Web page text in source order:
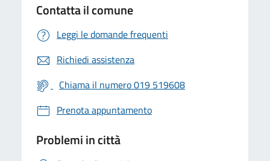
Contatta il comune
Leggi le domande frequenti
Richiedi assistenza
Chiama il numero 019 519608
Prenota appuntamento
Problemi in città